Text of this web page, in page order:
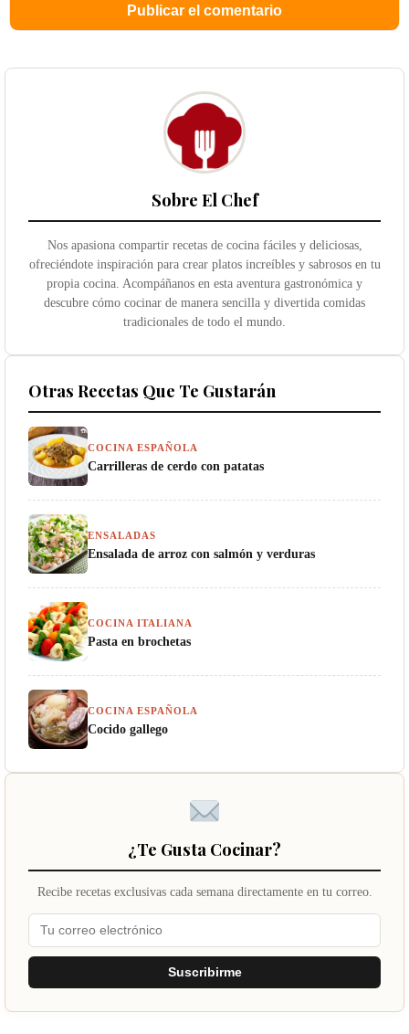
Sobre El Chef
Nos apasiona compartir recetas de cocina fáciles y deliciosas,
ofreciéndote inspiración para crear platos increíbles y sabrosos en tu
propia cocina. Acompáñanos en esta aventura gastronómica y
descubre cómo cocinar de manera sencilla y divertida comidas
tradicionales de todo el mundo.
Otras Recetas Que Te Gustarán
COCINA ESPAÑOLA
Carrilleras de cerdo con patatas
ENSALADAS
Ensalada de arroz con salmón y verduras
COCINA ITALIANA
Pasta en brochetas
COCINA ESPAÑOLA
Cocido gallego
¿Te Gusta Cocinar?
Recibe recetas exclusivas cada semana directamente en tu correo.
Suscribirme